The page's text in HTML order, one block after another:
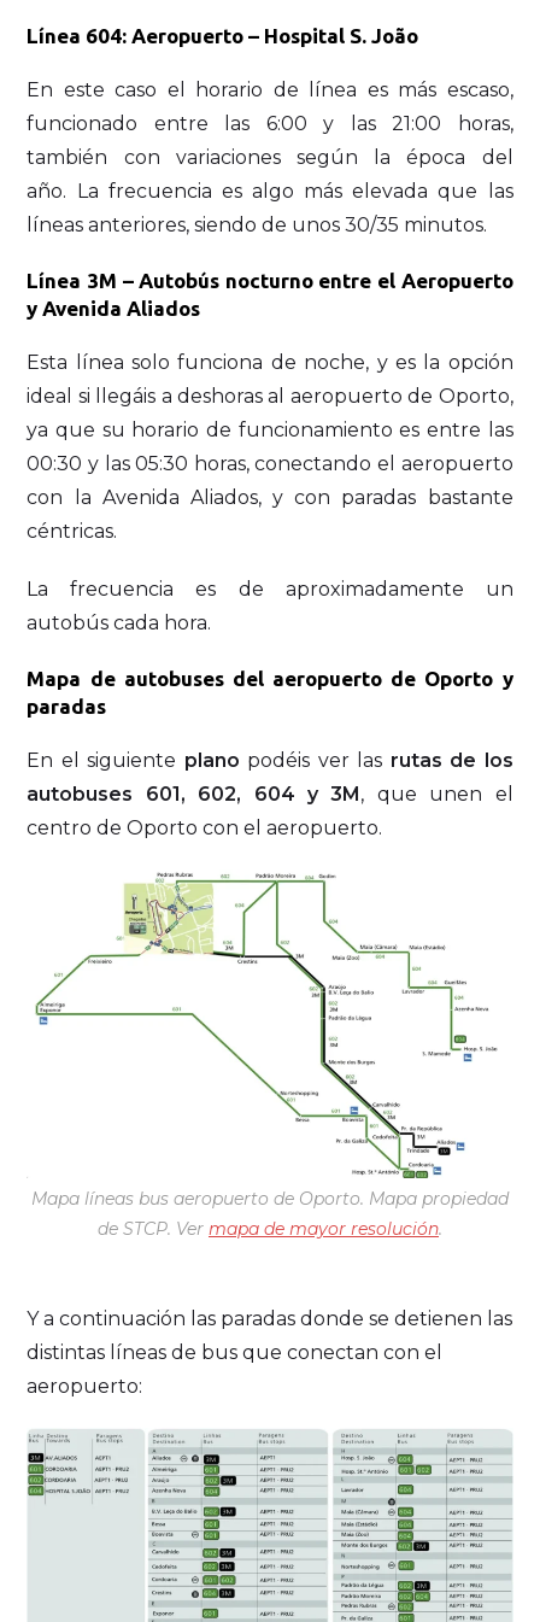
Línea 604: Aeropuerto – Hospital S. João
En este caso el horario de línea es más escaso,
funcionado entre las 6:00 y las 21:00 horas,
también con variaciones según la época del
año. La frecuencia es algo más elevada que las
líneas anteriores, siendo de unos 30/35 minutos.
Línea 3M – Autobús nocturno entre el Aeropuerto
y Avenida Aliados
Esta línea solo funciona de noche, y es la opción
ideal si llegáis a deshoras al aeropuerto de Oporto,
ya que su horario de funcionamiento es entre las
00:30 y las 05:30 horas, conectando el aeropuerto
con la Avenida Aliados, y con paradas bastante
céntricas.
La frecuencia es de aproximadamente un
autobús cada hora.
Mapa de autobuses del aeropuerto de Oporto y
paradas
En el siguiente plano podéis ver las rutas de los
autobuses 601, 602, 604 y 3M, que unen el
centro de Oporto con el aeropuerto.
Mapa líneas bus aeropuerto de Oporto. Mapa propiedad
de STCP. Ver mapa de mayor resolución.
Y a continuación las paradas donde se detienen las
distintas líneas de bus que conectan con el
aeropuerto: